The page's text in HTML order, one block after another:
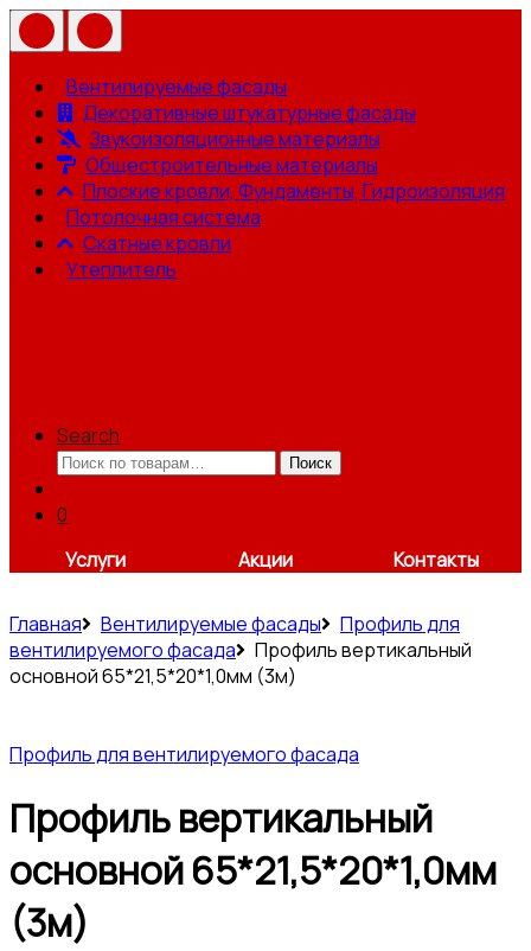
Вентилируемые фасады
Декоративные штукатурные фасады
Звукоизоляционные материалы
Общестроительные материалы
Плоские кровли, Фундаменты, Гидроизоляция
Потолочная система
Скатные кровли
Утеплитель
Search
Искать:
Поиск
0
Услуги
Акции Контакты
Главная Вентилируемые фасады
Профиль для
вентилируемого фасада
Профиль вертикальный
основной 65*21,5*20*1,0мм (3м)
Профиль для вентилируемого фасада
Профиль вертикальный
основной 65*21,5*20*1,0мм
(3м)